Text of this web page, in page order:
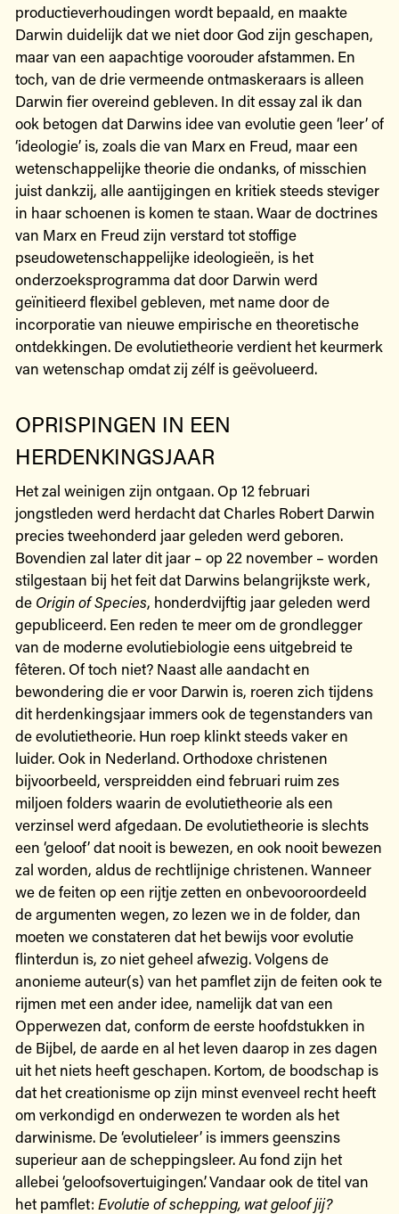
productieverhoudingen wordt bepaald, en maakte
Darwin duidelijk dat we niet door God zijn geschapen,
maar van een aapachtige voorouder afstammen. En
toch, van de drie vermeende ontmaskeraars is alleen
Darwin fier overeind gebleven. In dit essay zal ik dan
ook betogen dat Darwins idee van evolutie geen ‘leer’ of
‘ideologie’ is, zoals die van Marx en Freud, maar een
wetenschappelijke theorie die ondanks, of misschien
juist dankzij, alle aantijgingen en kritiek steeds steviger
in haar schoenen is komen te staan. Waar de doctrines
van Marx en Freud zijn verstard tot stoffige
pseudowetenschappelijke ideologieën, is het
onderzoeksprogramma dat door Darwin werd
geïnitieerd flexibel gebleven, met name door de
incorporatie van nieuwe empirische en theoretische
ontdekkingen. De evolutietheorie verdient het keurmerk
van wetenschap omdat zij zélf is geëvolueerd.
OPRISPINGEN IN EEN
HERDENKINGSJAAR
Het zal weinigen zijn ontgaan. Op 12 februari
jongstleden werd herdacht dat Charles Robert Darwin
precies tweehonderd jaar geleden werd geboren.
Bovendien zal later dit jaar – op 22 november – worden
stilgestaan bij het feit dat Darwins belangrijkste werk,
de Origin of Species, honderdvijftig jaar geleden werd
gepubliceerd. Een reden te meer om de grondlegger
van de moderne evolutiebiologie eens uitgebreid te
fêteren. Of toch niet? Naast alle aandacht en
bewondering die er voor Darwin is, roeren zich tijdens
dit herdenkingsjaar immers ook de tegenstanders van
de evolutietheorie. Hun roep klinkt steeds vaker en
luider. Ook in Nederland. Orthodoxe christenen
bijvoorbeeld, verspreidden eind februari ruim zes
miljoen folders waarin de evolutietheorie als een
verzinsel werd afgedaan. De evolutietheorie is slechts
een ‘geloof’ dat nooit is bewezen, en ook nooit bewezen
zal worden, aldus de rechtlijnige christenen. Wanneer
we de feiten op een rijtje zetten en onbevooroordeeld
de argumenten wegen, zo lezen we in de folder, dan
moeten we constateren dat het bewijs voor evolutie
flinterdun is, zo niet geheel afwezig. Volgens de
anonieme auteur(s) van het pamflet zijn de feiten ook te
rijmen met een ander idee, namelijk dat van een
Opperwezen dat, conform de eerste hoofdstukken in
de Bijbel, de aarde en al het leven daarop in zes dagen
uit het niets heeft geschapen. Kortom, de boodschap is
dat het creationisme op zijn minst evenveel recht heeft
om verkondigd en onderwezen te worden als het
darwinisme. De ‘evolutieleer’ is immers geenszins
superieur aan de scheppingsleer. Au fond zijn het
allebei ‘geloofsovertuigingen’. Vandaar ook de titel van
het pamflet: Evolutie of schepping, wat geloof jij?